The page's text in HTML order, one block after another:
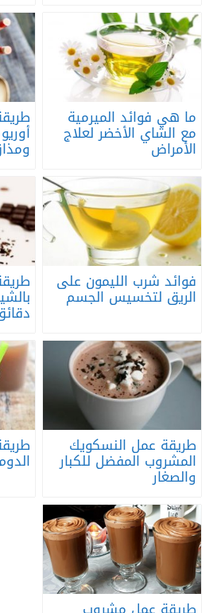
ما هي فوائد الميرمية
مع الشاي الأخضر لعلاج
الأمراض
فوائد شرب الليمون على
الريق لتخسيس الجسم
طريقة عمل النسكويك
المشروب المفضل للكبار
والصغار
الدوم